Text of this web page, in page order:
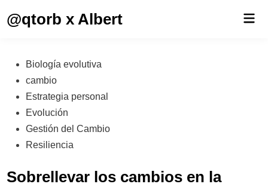
@qtorb x Albert
Publicado
en
Biología evolutiva
cambio
Estrategia personal
Evolución
Gestión del Cambio
Resiliencia
Sobrellevar los cambios en la